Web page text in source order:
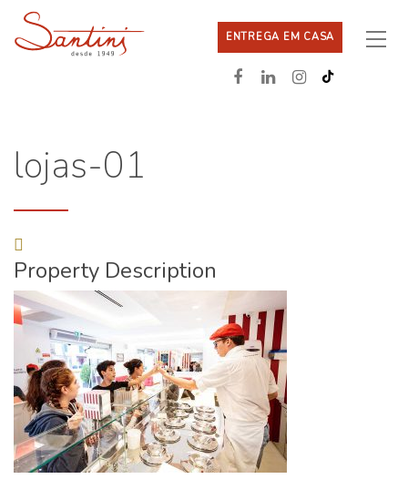
ENTREGA EM CASA
lojas-01
Property Description